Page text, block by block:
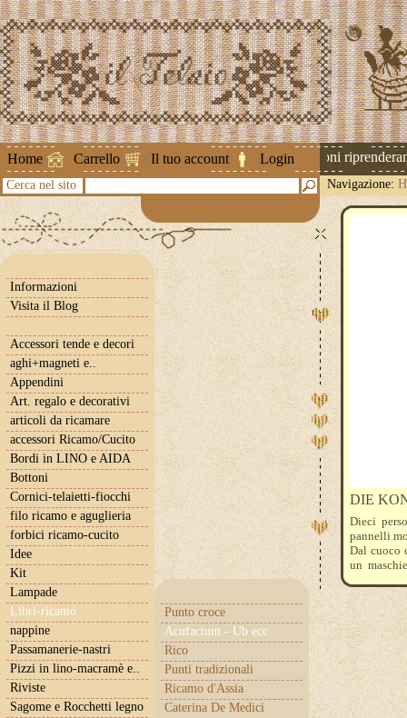
Home Carrello Il tuo account Login
Attenzione ! Le spedizioni
Cerca nel sito Navigazione:
Informazioni
Visita il Blog
Accessori tende e decori
aghi+magneti e..
Appendini
Art. regalo e decorativi
articoli da ricamare
accessori Ricamo/Cucito
Bordi in LINO e AIDA
Bottoni
Cornici-telaietti-fiocchi
filo ricamo e aguglieria
forbici ricamo-cucito
Idee
Kit
Lampade
Libri-ricamo
Punto croce
Acufactum - Ub ecc
Rico
Punti tradizionali
Ricamo d'Assia
Caterina De Medici
nappine
Passamanerie-nastri
Pizzi in lino-macramè e..
Riviste
Sagome e Rocchetti legno
DIE
Dieci
pannelli
Dal cuoco
un